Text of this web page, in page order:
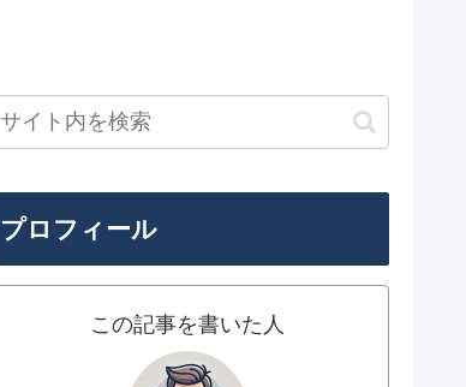
プロフィール
この記事を書いた人